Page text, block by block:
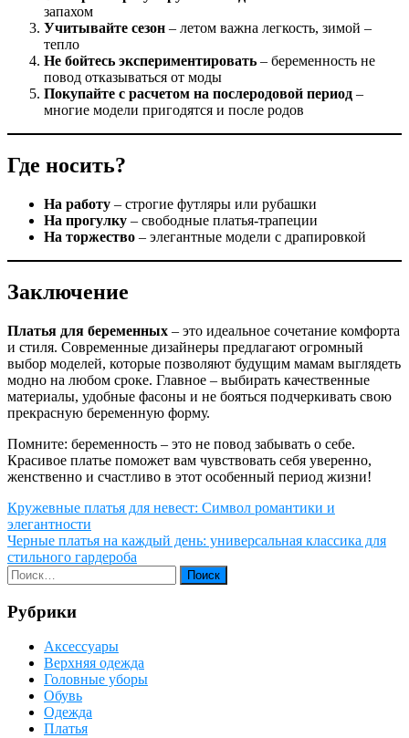
запахом
Учитывайте сезон – летом важна легкость, зимой –
тепло
Не бойтесь экспериментировать – беременность не
повод отказываться от моды
Покупайте с расчетом на послеродовой период –
многие модели пригодятся и после родов
Где носить?
На работу – строгие футляры или рубашки
На прогулку – свободные платья-трапеции
На торжество – элегантные модели с драпировкой
Заключение
Платья для беременных – это идеальное сочетание комфорта
и стиля. Современные дизайнеры предлагают огромный
выбор моделей, которые позволяют будущим мамам выглядеть
модно на любом сроке. Главное – выбирать качественные
материалы, удобные фасоны и не бояться подчеркивать свою
прекрасную беременную форму.
Помните: беременность – это не повод забывать о себе.
Красивое платье поможет вам чувствовать себя уверенно,
женственно и счастливо в этот особенный период жизни!
Навигация
по
записям
Кружевные платья для невест: Символ романтики и
элегантности
Черные платья на каждый день: универсальная классика для
стильного гардероба
Рубрики
Аксессуары
Верхняя одежда
Головные уборы
Обувь
Одежда
Платья